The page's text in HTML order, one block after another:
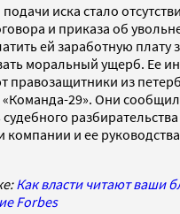
иска стало
и приказа об
ей заработную плату
моральный ущерб. Ее
правозащитники из
«Команда-29». Они
судебного
компании и ее
Как власти читают ваши
Forbes